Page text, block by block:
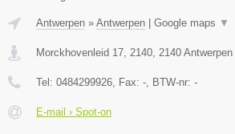
Antwerpen » Antwerpen | Google maps ▼
Morckhovenleid 17, 2140 2140 Antwerpen
Tel: 0484299926 , Fax: - , BTW-nr: -
E-mail › Spot-on